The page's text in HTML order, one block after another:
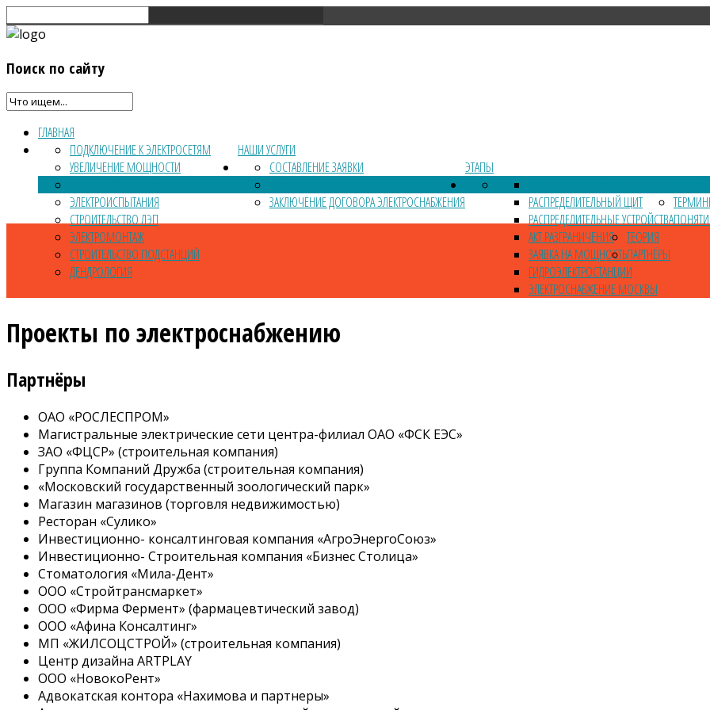
Поиск по сайту
ГЛАВНАЯ
НАШИ УСЛУГИ
ПОДКЛЮЧЕНИЕ К ЭЛЕКТРОСЕТЯМ
УВЕЛИЧЕНИЕ МОЩНОСТИ
ЭЛЕКТРОИСПЫТАНИЯ
СТРОИТЕЛЬСТВО ЛЭП
ЭЛЕКТРОМОНТАЖ
СТРОИТЕЛЬСТВО ПОДСТАНЦИЙ
ДЕНДРОЛОГИЯ
ЭТАПЫ
СОСТАВЛЕНИЕ ЗАЯВКИ
ЗАКЛЮЧЕНИЕ ДОГОВОРА ЭЛЕКТРОСНАБЖЕНИЯ
РАСПРЕДЕЛИТЕЛЬНЫЙ ЩИТ
РАСПРЕДЕЛИТЕЛЬНЫЕ УСТРОЙСТВА
АКТ РАЗГРАНИЧЕНИЯ
ЗАЯВКА НА МОЩНОСТЬ
ТЕОРИЯ
ГИДРОЭЛЕКТРОСТАНЦИИ
ЭЛЕКТРОСНАБЖЕНИЕ МОСКВЫ
ПАРТНЁРЫ
Проекты по электроснабжению
Партнёры
ОАО «РОСЛЕСПРОМ»
Магистральные электрические сети центра-филиал ОАО «ФСК ЕЭС»
ЗАО «ФЦСР» (строительная компания)
Группа Компаний Дружба (строительная компания)
«Московский государственный зоологический парк»
Магазин магазинов (торговля недвижимостью)
Ресторан «Сулико»
Инвестиционно- консалтинговая компания «АгроЭнергоСоюз»
Инвестиционно- Строительная компания «Бизнес Столица»
Стоматология «Мила-Дент»
ООО «Стройтрансмаркет»
ООО «Фирма Фермент» (фармацевтический завод)
ООО «Афина Консалтинг»
МП «ЖИЛСОЦСТРОЙ» (строительная компания)
Центр дизайна ARTPLAY
ООО «НовокоРент»
Адвокатская контора «Нахимова и партнеры»